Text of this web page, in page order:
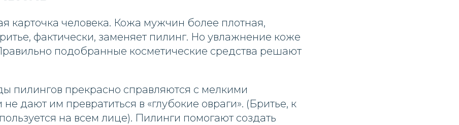
карточка человека. Кожа мужчин более плотная,
фактически, заменяет пилинг. Но увлажнение коже
подобранные косметические средства решают
пилингов прекрасно справляются с мелкими
дают им превратиться в «глубокие овраги». (Бритье, к
на всем лице). Пилинги помогают создать